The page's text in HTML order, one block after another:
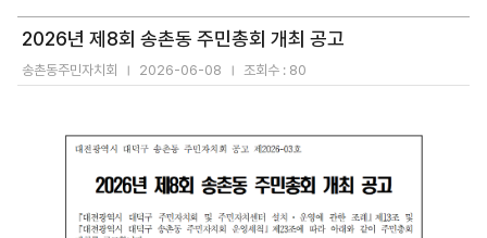
2026년 제8회 송촌동 주민총회 개최 공고
송촌동주민자치회 2026-06-08 조회수 : 80